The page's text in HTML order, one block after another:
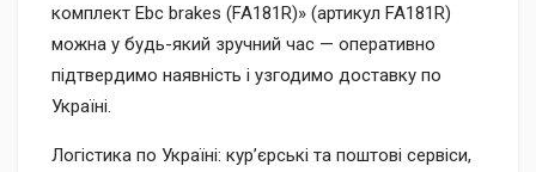
комплект Ebc brakes (FA181R)» (артикул FA181R)
можна у будь-який зручний час — оперативно
підтвердимо наявність і узгодимо доставку по
Україні.
Логістика по Україні: кур’єрські та поштові сервіси,